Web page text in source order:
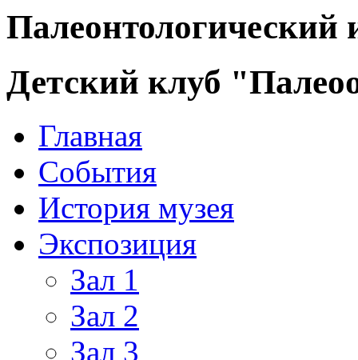
Палеонтологический
Детский клуб
Главная
События
История музея
Экспозиция
Зал 1
Зал 2
Зал 3